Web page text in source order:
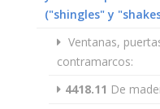
("shingles" y
Ventanas,
contramarcos:
4418.11 De